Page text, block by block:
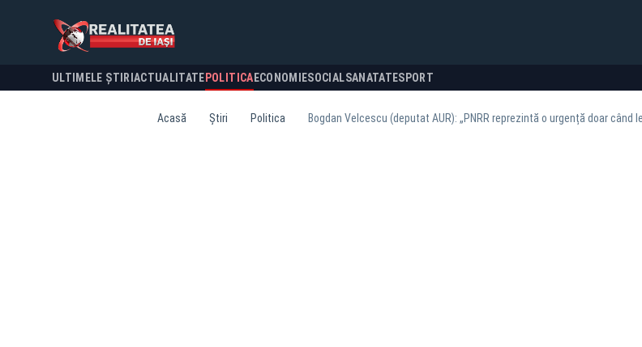
ULTIMELE ȘTIRI ACTUALITATE POLITICA ECONOMIESOCIALSANATATESPORT
Acasă Știri Politica Bogdan Velcescu (deputat AUR): „PNRR reprezintă o urgență doar